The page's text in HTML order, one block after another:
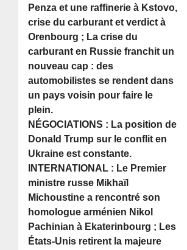
Penza et une raffinerie à Kstovo,
crise du carburant et verdict à
Orenbourg ; La crise du
carburant en Russie franchit un
nouveau cap : des
automobilistes se rendent dans
un pays voisin pour faire le
plein.
NÉGOCIATIONS : La position de
Donald Trump sur le conflit en
Ukraine est constante.
INTERNATIONAL : Le Premier
ministre russe Mikhaïl
Michoustine a rencontré son
homologue arménien Nikol
Pachinian à Ekaterinbourg ; Les
États-Unis retirent la majeure